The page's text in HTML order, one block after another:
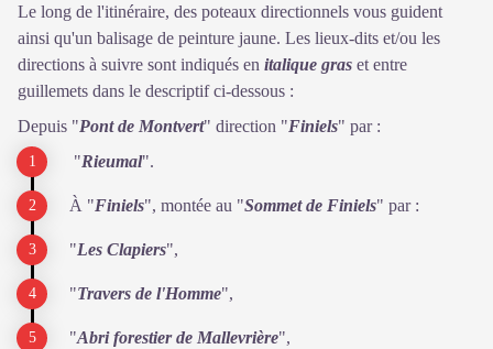
Le long de l'itinéraire, des poteaux directionnels vous guident
ainsi qu'un balisage de peinture jaune. Les lieux-dits et/ou les
directions à suivre sont indiqués en italique gras et entre
guillemets dans le descriptif ci-dessous :
Depuis "Pont de Montvert" direction "Finiels" par :
"Rieumal".
À "Finiels", montée au "Sommet de Finiels" par :
"Les Clapiers",
"Travers de l'Homme",
"Abri forestier de Mallevrière",